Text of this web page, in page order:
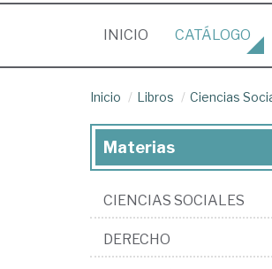
INICIO (CURRENT)
CATÁLOGO
Inicio Libros Ciencias
Materias
CIENCIAS SOCIALES
DERECHO